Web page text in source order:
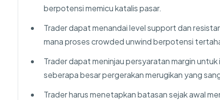
berpotensi memicu katalis pasar.
Trader dapat menandai level support dan
mana proses crowded unwind berpotensi
Trader dapat meninjau persyaratan margin
seberapa besar pergerakan merugikan yang
Trader harus menetapkan batasan sejak awal